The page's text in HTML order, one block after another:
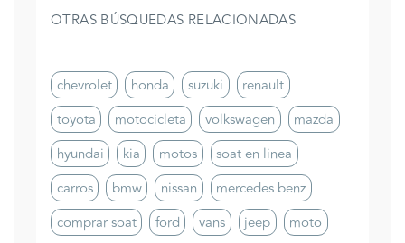
OTRAS BÚSQUEDAS RELACIONADAS
chevrolet honda suzuki
renault
toyota
motocicleta volkswagen
mazda
hyundai
kia motos
soat en linea
carros
bmw nissan
mercedes benz
comprar soat
ford vans jeep
moto